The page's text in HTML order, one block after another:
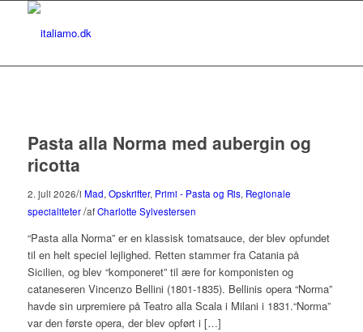
Pasta alla Norma med aubergin og
ricotta
2. juli 2026/i Mad, Opskrifter, Primi - Pasta og Ris, Regionale
specialiteter /afCharlotte Sylvestersen
“Pasta alla Norma” er en klassisk tomatsauce, der blev opfundet
til en helt speciel lejlighed. Retten stammer fra Catania på
Sicilien, og blev “komponeret” til ære for komponisten og
cataneseren Vincenzo Bellini (1801-1835). Bellinis opera “Norma”
havde sin urpremiere på Teatro alla Scala i Milani i 1831.“Norma”
var den første opera, der blev opført i […]